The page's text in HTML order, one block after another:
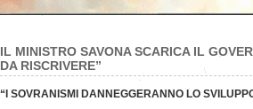
IL MINISTRO SAVONA SCARICA IL
DA RISCRIVERE”
“I SOVRANISMI DANNEGGERANNO LO